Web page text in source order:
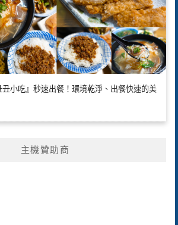
丑小吃』秒速出餐！環境乾淨、出餐快速的美
主機贊助商